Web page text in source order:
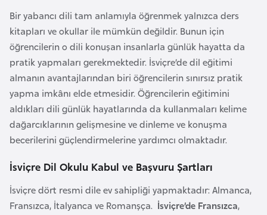
Bir yabancı dili tam anlamıyla öğrenmek yalnızca ders
kitapları ve okullar ile mümkün değildir. Bunun için
öğrencilerin o dili konuşan insanlarla günlük hayatta da
pratik yapmaları gerekmektedir. İsviçre’de dil eğitimi
almanın avantajlarından biri öğrencilerin sınırsız pratik
yapma imkânı elde etmesidir. Öğrencilerin eğitimini
aldıkları dili günlük hayatlarında da kullanmaları kelime
dağarcıklarının gelişmesine ve dinleme ve konuşma
becerilerini güçlendirmelerine yardımcı olmaktadır.
İsviçre Dil Okulu Kabul ve Başvuru Şartları
İsviçre dört resmi dile ev sahipliği yapmaktadır: Almanca,
Fransızca, İtalyanca ve Romanşça. İsviçre’de Fransızca,
s
t
a
n
B
u
k
i
n